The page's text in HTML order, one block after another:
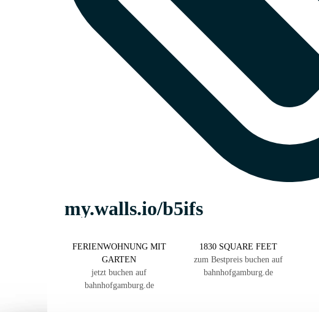
FERIENWOHNUNG MIT
GARTEN
jetzt buchen auf
bahnhofgamburg.de
1830 SQUARE FEET
zum Bestpreis buchen auf
bahnhofgamburg.de